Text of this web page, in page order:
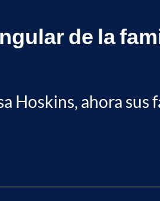
de la
Hoskins, ahora sus